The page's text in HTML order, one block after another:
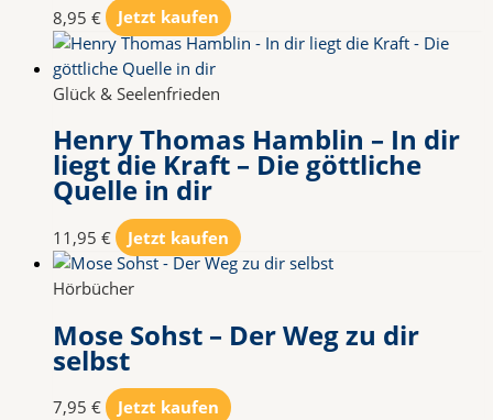
8,95 € Jetzt kaufen
Glück & Seelenfrieden
Henry Thomas Hamblin – In dir
liegt die Kraft – Die göttliche
Quelle in dir
11,95 € Jetzt kaufen
Hörbücher
Mose Sohst – Der Weg zu dir
selbst
7,95 € Jetzt kaufen